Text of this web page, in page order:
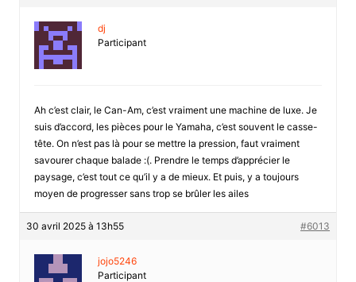
dj
Participant
Ah c’est clair, le Can-Am, c’est vraiment une machine de luxe. Je
suis d’accord, les pièces pour le Yamaha, c’est souvent le casse-
tête. On n’est pas là pour se mettre la pression, faut vraiment
savourer chaque balade :(. Prendre le temps d’apprécier le
paysage, c’est tout ce qu’il y a de mieux. Et puis, y a toujours
moyen de progresser sans trop se brûler les ailes
30 avril 2025 à 13h55 #6013
jojo5246
Participant